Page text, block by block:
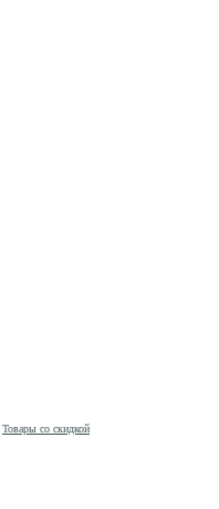
Товары со скидкой